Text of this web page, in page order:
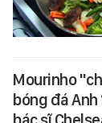
Mourinho
bóng đá